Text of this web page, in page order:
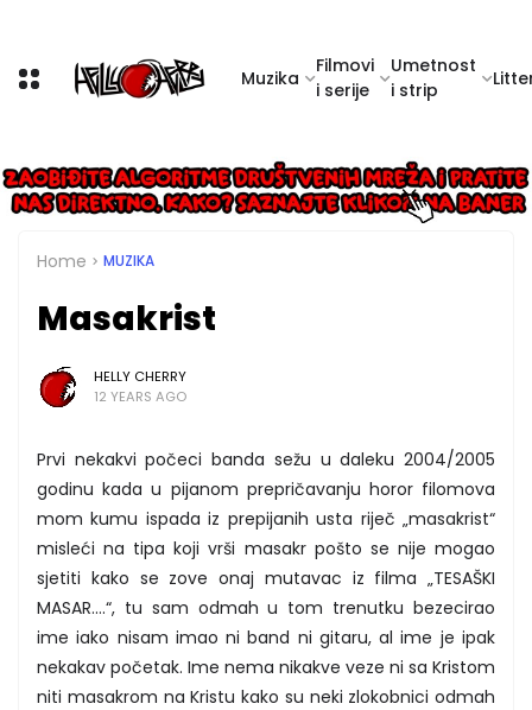
Muzika
Filmovi
i serije
Umetnost
i strip
Home MUZIKA
Masakrist
HELLY CHERRY
12 YEARS AGO
Prvi nekakvi počeci banda sežu u daleku 2004/2005
godinu kada u pijanom prepričavanju horor filomova
mom kumu ispada iz prepijanih usta riječ „masakrist“
misleći na tipa koji vrši masakr pošto se nije mogao
sjetiti kako se zove onaj mutavac iz filma „TESAŠKI
MASAR....“, tu sam odmah u tom trenutku bezecirao
ime iako nisam imao ni band ni gitaru, al ime je ipak
nekakav početak. Ime nema nikakve veze ni sa Kristom
niti masakrom na Kristu kako su neki zlokobnici odmah